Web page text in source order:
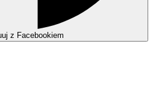
z Facebookiem